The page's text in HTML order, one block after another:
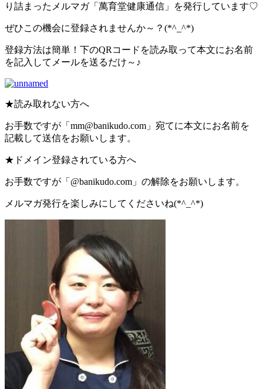
り詰まったメルマガ「萬育堂健康通信」を発行しています♡
ぜひこの機会に登録されませんか～？(*^_^*)
登録方法は簡単！下のQRコードを読み取って本文にお名前
を記入してメールを送るだけ～♪
★読み取れない方へ
お手数ですが「mm@banikudo.com」宛てに本文にお名前を
記載して送信をお願いします。
★ドメイン登録されている方へ
お手数ですが「@banikudo.com」の解除をお願いします。
メルマガ発行を楽しみにしてくださいね(*^_^*)